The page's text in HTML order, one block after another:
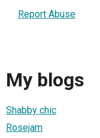
Report Abuse
My blogs
Shabby chic
Rosejam